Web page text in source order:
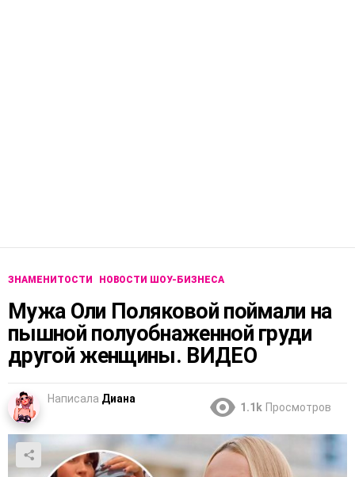
ЗНАМЕНИТОСТИ НОВОСТИ ШОУ-БИЗНЕСА
Мужа Оли Поляковой поймали на
пышной полуобнаженной груди
другой женщины. ВИДЕО
Написала Диана
1.1k Просмотров